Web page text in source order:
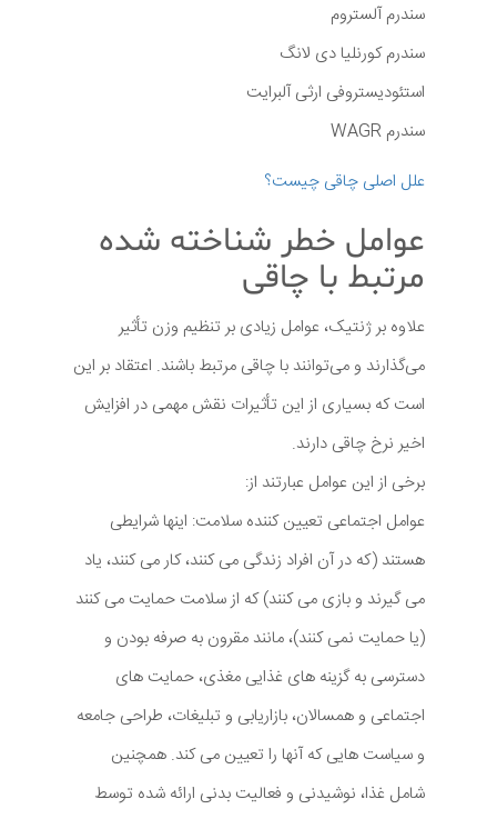
سندرم آلستروم
سندرم کورنلیا دی لانگ
استئودیستروفی ارثی آلبرایت
سندرم WAGR
علل اصلی چاقی چیست؟
عوامل خطر شناخته شده
مرتبط با چاقی
علاوه بر ژنتیک، عوامل زیادی بر تنظیم وزن تأثیر
می‌گذارند و می‌توانند با چاقی مرتبط باشند. اعتقاد بر این
است که بسیاری از این تأثیرات نقش مهمی در افزایش
اخیر نرخ چاقی دارند.
برخی از این عوامل عبارتند از:
عوامل اجتماعی تعیین کننده سلامت: اینها شرایطی
هستند (که در آن افراد زندگی می کنند، کار می کنند، یاد
می گیرند و بازی می کنند) که از سلامت حمایت می کنند
(یا حمایت نمی کنند)، مانند مقرون به صرفه بودن و
دسترسی به گزینه های غذایی مغذی، حمایت های
اجتماعی و همسالان، بازاریابی و تبلیغات، طراحی جامعه
و سیاست هایی که آنها را تعیین می کند. همچنین
شامل غذا، نوشیدنی و فعالیت بدنی ارائه شده توسط